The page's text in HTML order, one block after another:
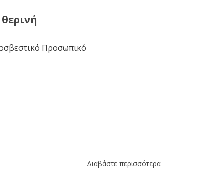
Προσωπικό
Διαβάστε περισσότερα